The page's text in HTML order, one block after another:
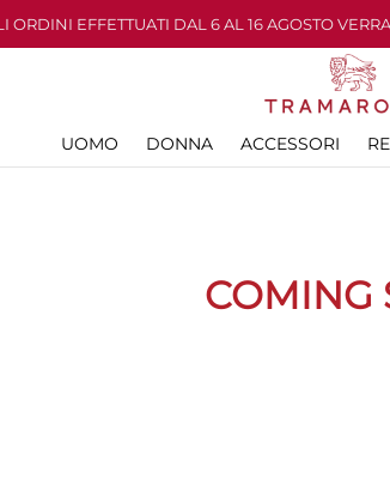
ORDINI EFFETTUATI DAL 6 AL 16 AGOSTO
UOMO DONNA ACCESSORI
COMING